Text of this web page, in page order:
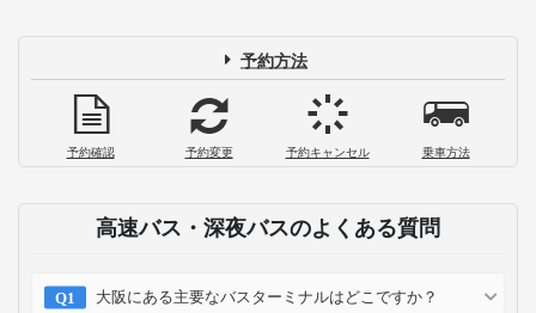
予約方法
予約確認 予約変更 予約キャンセル 乗車方法
高速バス・深夜バスのよくある質問
大阪にある主要なバスターミナルはどこですか？